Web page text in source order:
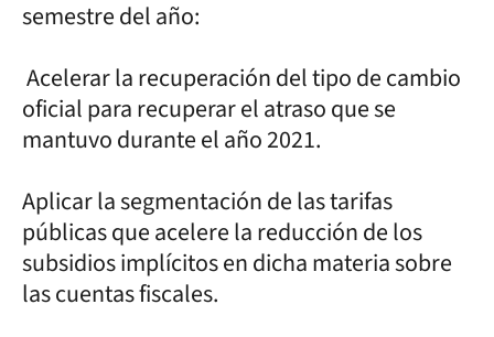
semestre del año:
Acelerar la recuperación del tipo de cambio
oficial para recuperar el atraso que se
mantuvo durante el año 2021.
Aplicar la segmentación de las tarifas
públicas que acelere la reducción de los
subsidios implícitos en dicha materia sobre
las cuentas fiscales.